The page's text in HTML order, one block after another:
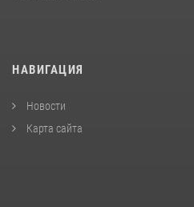
НАВИГАЦИЯ
Новости
Карта сайта